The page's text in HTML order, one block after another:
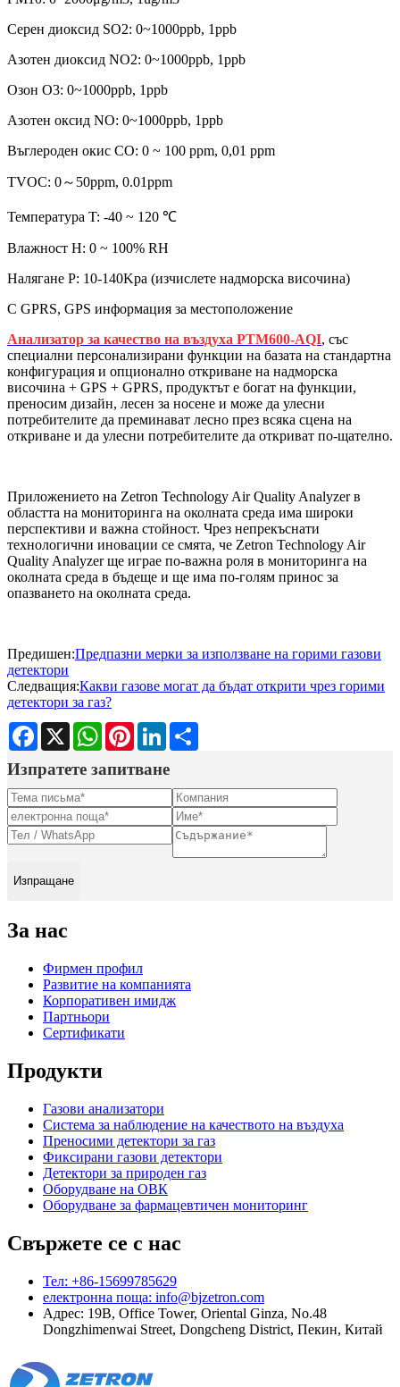
Серен диоксид SO2: 0~1000ppb, 1ppb
Азотен диоксид NO2: 0~1000ppb, 1ppb
Озон O3: 0~1000ppb, 1ppb
Азотен оксид NO: 0~1000ppb, 1ppb
Въглероден окис CO: 0 ~ 100 ppm, 0,01 ppm
TVOC: 0～50ppm, 0.01ppm
Температура T: -40 ~ 120 ℃
Влажност H: 0 ~ 100% RH
Налягане P: 10-140Kpa (изчислете надморска височина)
С GPRS, GPS информация за местоположение
Анализатор за качество на въздуха PTM600-AQI, със
специални персонализирани функции на базата на стандартна
конфигурация и опционално откриване на надморска
височина + GPS + GPRS, продуктът е богат на функции,
преносим дизайн, лесен за носене и може да улесни
потребителите да преминават лесно през всяка сцена на
откриване и да улесни потребителите да откриват по-щателно.
Приложението на Zetron Technology Air Quality Analyzer в
областта на мониторинга на околната среда има широки
перспективи и важна стойност. Чрез непрекъснати
технологични иновации се смята, че Zetron Technology Air
Quality Analyzer ще играе по-важна роля в мониторинга на
околната среда в бъдеще и ще има по-голям принос за
опазването на околната среда.
Предишен:Предпазни мерки за използване на горими газови
детектори
Следващия:Какви газове могат да бъдат открити чрез горими
детектори за газ?
Facebook
X WhatsAppPinterestLinkedIn
Изпратете запитване
Изпращане
За нас
Фирмен профил
Развитие на компанията
Корпоративен имидж
Партньори
Сертификати
Продукти
Газови анализатори
Система за наблюдение на качеството на въздуха
Преносими детектори за газ
Фиксирани газови детектори
Детектори за природен газ
Оборудване на ОВК
Оборудване за фармацевтичен мониторинг
Свържете се с нас
Тел: +86-15699785629
електронна поща: info@bjzetron.com
Адрес: 19B, Office Tower, Oriental Ginza, No.48
Dongzhimenwai Street, Dongcheng District, Пекин, Китай